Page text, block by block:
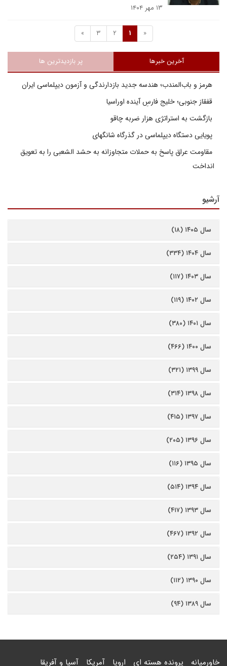
۱۳ مهر ۱۴۰۴
«
1
2
3
»
آخرین خبرها پر بازدیدترین ها
هرمز و باب‌المندب؛ هندسه جدید بازدارندگی و آزمون دیپلماسی ایران
قفقاز جنوبی؛ خلیج فارسِ آینده اوراسیا
بازگشت به استراتژی هزار ضربه چاقو
پویایی دستگاه دیپلماسی در گذرگاه شانگهای
مقاومت عراق پاسخ به حملات متجاوزانه به حشد الشعبی را به تعویق
انداخت
آرشیو
سال ۱۴۰۵ (۱۸)
سال ۱۴۰۴ (۳۳۴)
سال ۱۴۰۳ (۱۱۷)
سال ۱۴۰۲ (۱۱۹)
سال ۱۴۰۱ (۳۸۰)
سال ۱۴۰۰ (۴۶۶)
سال ۱۳۹۹ (۳۲۱)
سال ۱۳۹۸ (۳۱۴)
سال ۱۳۹۷ (۴۱۵)
سال ۱۳۹۶ (۲۰۵)
سال ۱۳۹۵ (۱۱۶)
سال ۱۳۹۴ (۵۱۴)
سال ۱۳۹۳ (۴۱۷)
سال ۱۳۹۲ (۴۶۷)
سال ۱۳۹۱ (۲۵۴)
سال ۱۳۹۰ (۱۱۲)
سال ۱۳۸۹ (۹۴)
خاورمیانه پرونده هسته ای اروپا آمریکا آسیا و آفریقا